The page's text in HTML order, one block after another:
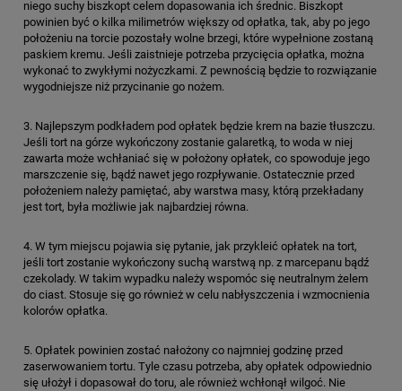
niego suchy biszkopt celem dopasowania ich średnic. Biszkopt
powinien być o kilka milimetrów większy od opłatka, tak, aby po jego
położeniu na torcie pozostały wolne brzegi, które wypełnione zostaną
paskiem kremu. Jeśli zaistnieje potrzeba przycięcia opłatka, można
wykonać to zwykłymi nożyczkami. Z pewnością będzie to rozwiązanie
wygodniejsze niż przycinanie go nożem.
3. Najlepszym podkładem pod opłatek będzie krem na bazie tłuszczu.
Jeśli tort na górze wykończony zostanie galaretką, to woda w niej
zawarta może wchłaniać się w położony opłatek, co spowoduje jego
marszczenie się, bądź nawet jego rozpływanie. Ostatecznie przed
położeniem należy pamiętać, aby warstwa masy, którą przekładany
jest tort, była możliwie jak najbardziej równa.
4. W tym miejscu pojawia się pytanie, jak przykleić opłatek na tort,
jeśli tort zostanie wykończony suchą warstwą np. z marcepanu bądź
czekolady. W takim wypadku należy wspomóc się neutralnym żelem
do ciast. Stosuje się go również w celu nabłyszczenia i wzmocnienia
kolorów opłatka.
5. Opłatek powinien zostać nałożony co najmniej godzinę przed
zaserwowaniem tortu. Tyle czasu potrzeba, aby opłatek odpowiednio
się ułożył i dopasował do toru, ale również wchłonął wilgoć. Nie